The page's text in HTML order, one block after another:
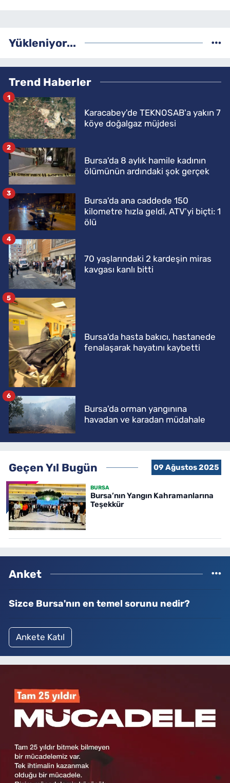
Yükleniyor...
Trend Haberler
Karacabey'de TEKNOSAB'a yakın 7
köye doğalgaz müjdesi
1
Bursa'da 8 aylık hamile kadının
ölümünün ardındaki şok gerçek
2
Bursa'da ana caddede 150
kilometre hızla geldi, ATV'yi biçti: 1
ölü
3
70 yaşlarındaki 2 kardeşin miras
kavgası kanlı bitti
4
Bursa'da hasta bakıcı, hastanede
fenalaşarak hayatını kaybetti
5
Bursa'da orman yangınına
havadan ve karadan müdahale
6
Geçen Yıl Bugün 09 Ağustos 2025
BURSA
Bursa’nın Yangın Kahramanlarına
Teşekkür
Anket
Sizce Bursa'nın en temel sorunu nedir?
Ankete Katıl